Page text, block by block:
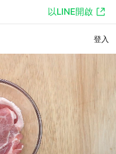
以LINE開啟
登入